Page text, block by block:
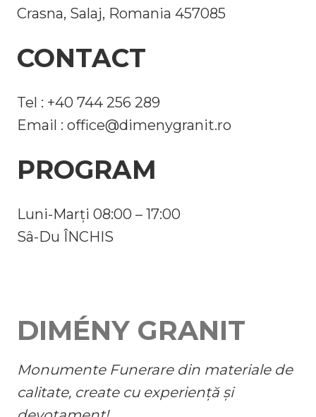
Crasna, Salaj, Romania 457085
CONTACT
Tel : +40 744 256 289
Email : office@dimenygranit.ro
PROGRAM
Luni-Marți 08:00 – 17:00
Sâ-Du ÎNCHIS
DIMÉNY GRANIT
Monumente Funerare din materiale de
calitate, create cu experiență și